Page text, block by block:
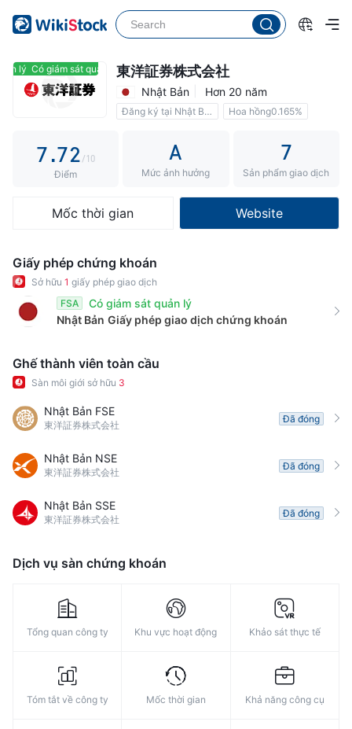
lý Có giám sát quản lý 東洋証券株式会社
Nhật Bản Hơn 20 năm
Đăng ký tại Nhật Bản Hoa hồng0.165%
2
4
5
7.
2
4
5
7
8
9
0
2
3
4
6
7
8
/10
Điểm
A
Mức ảnh hưởng
7
Sản phẩm giao dịch
Mốc thời gian Website
Giấy phép chứng khoán
Sở hữu 1 giấy phép giao dịch
FSA
Có giám sát quản lý
Nhật Bản Giấy phép giao dịch chứng khoán
Ghế thành viên toàn cầu
Sàn môi giới sở hữu 3
Nhật Bản FSE
東洋証券株式会社
Đã đóng
Nhật Bản NSE
東洋証券株式会社
Đã đóng
Nhật Bản SSE
東洋証券株式会社
Đã đóng
Dịch vụ sàn chứng khoán
Tổng quan công ty Khu vực hoạt động Khảo sát thực tế
Tóm tắt về công ty Mốc thời gian Khả năng công cụ